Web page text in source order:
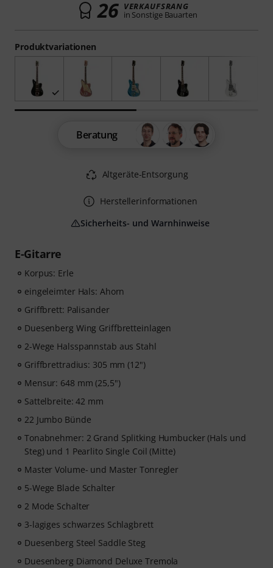
E-Gitarre
Korpus: Erle
eingeleimter Hals: Ahorn
Griffbrett: Palisander
Duesenberg Wing Griffbretteinlagen
2-Wege Halsspannstab aus Stahl
Griffbrettradius: 305 mm (12")
Mensur: 648 mm (25,5")
Sattelbreite: 42 mm
22 Jumbo Bünde
Tonabnehmer: 2 Grand Splitking Humbucker (Hals und
Steg) und 1 Pearlito Single Coil (Mitte)
Master Volume- und Master Tonregler
5-Wege Blade Schalter
2 Mode Schalter
3-lagiges schwarzes Schlagbrett
Duesenberg Steel Saddle Steg
Duesenberg Diamond Deluxe Tremola
Produktvariationen
26 VERKAUFSRANG
in Sonstige Bauarten
Beratung
Altgeräte-Entsorgung
Herstellerinformationen
Sicherheits- und Warnhinweise